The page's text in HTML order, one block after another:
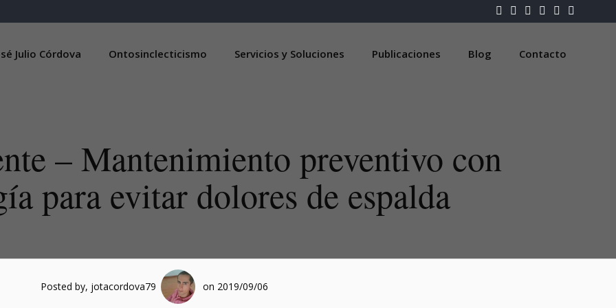
Julio Córdova Ontosinclecticismo Servicios y Soluciones Publicaciones Blog Contacto
– Mantenimiento preventivo con
para evitar dolores de espalda
Posted by, jotacordova79 on 2019/09/06